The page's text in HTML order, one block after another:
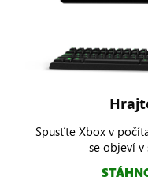
Spusťte Xbox v
se objeví v